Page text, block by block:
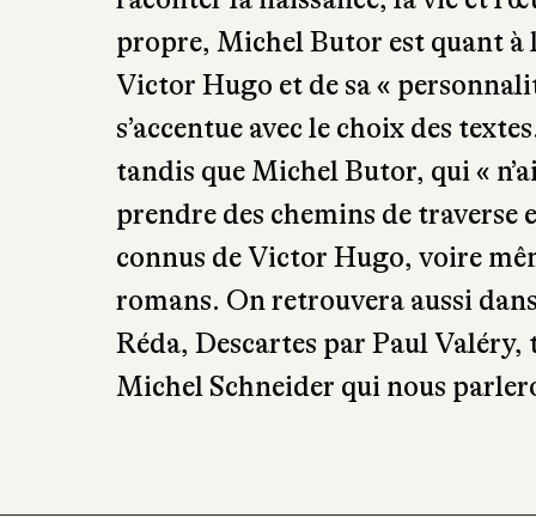
Butor. Deux écoles, deux styles
raconter la naissance, la vie et
propre, Michel Butor est quant
Victor Hugo et de sa «
s’accentue avec le choix des
tandis que Michel Butor, qui «
prendre des chemins de
connus de Victor Hugo, voire
romans. On retrouvera aussi
Réda, Descartes par Paul Valéry,